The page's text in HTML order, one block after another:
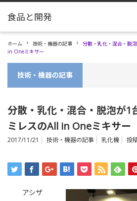
ホーム 技術・機器の記事
分散・乳化・混合・脱
in Oneミキサー
技術・機器の記事
分散・乳化・混合・脱泡が1
ミレスのAll in Oneミキサー
2017/11/21 技術・機器の記事 乳化機 投
アシザ